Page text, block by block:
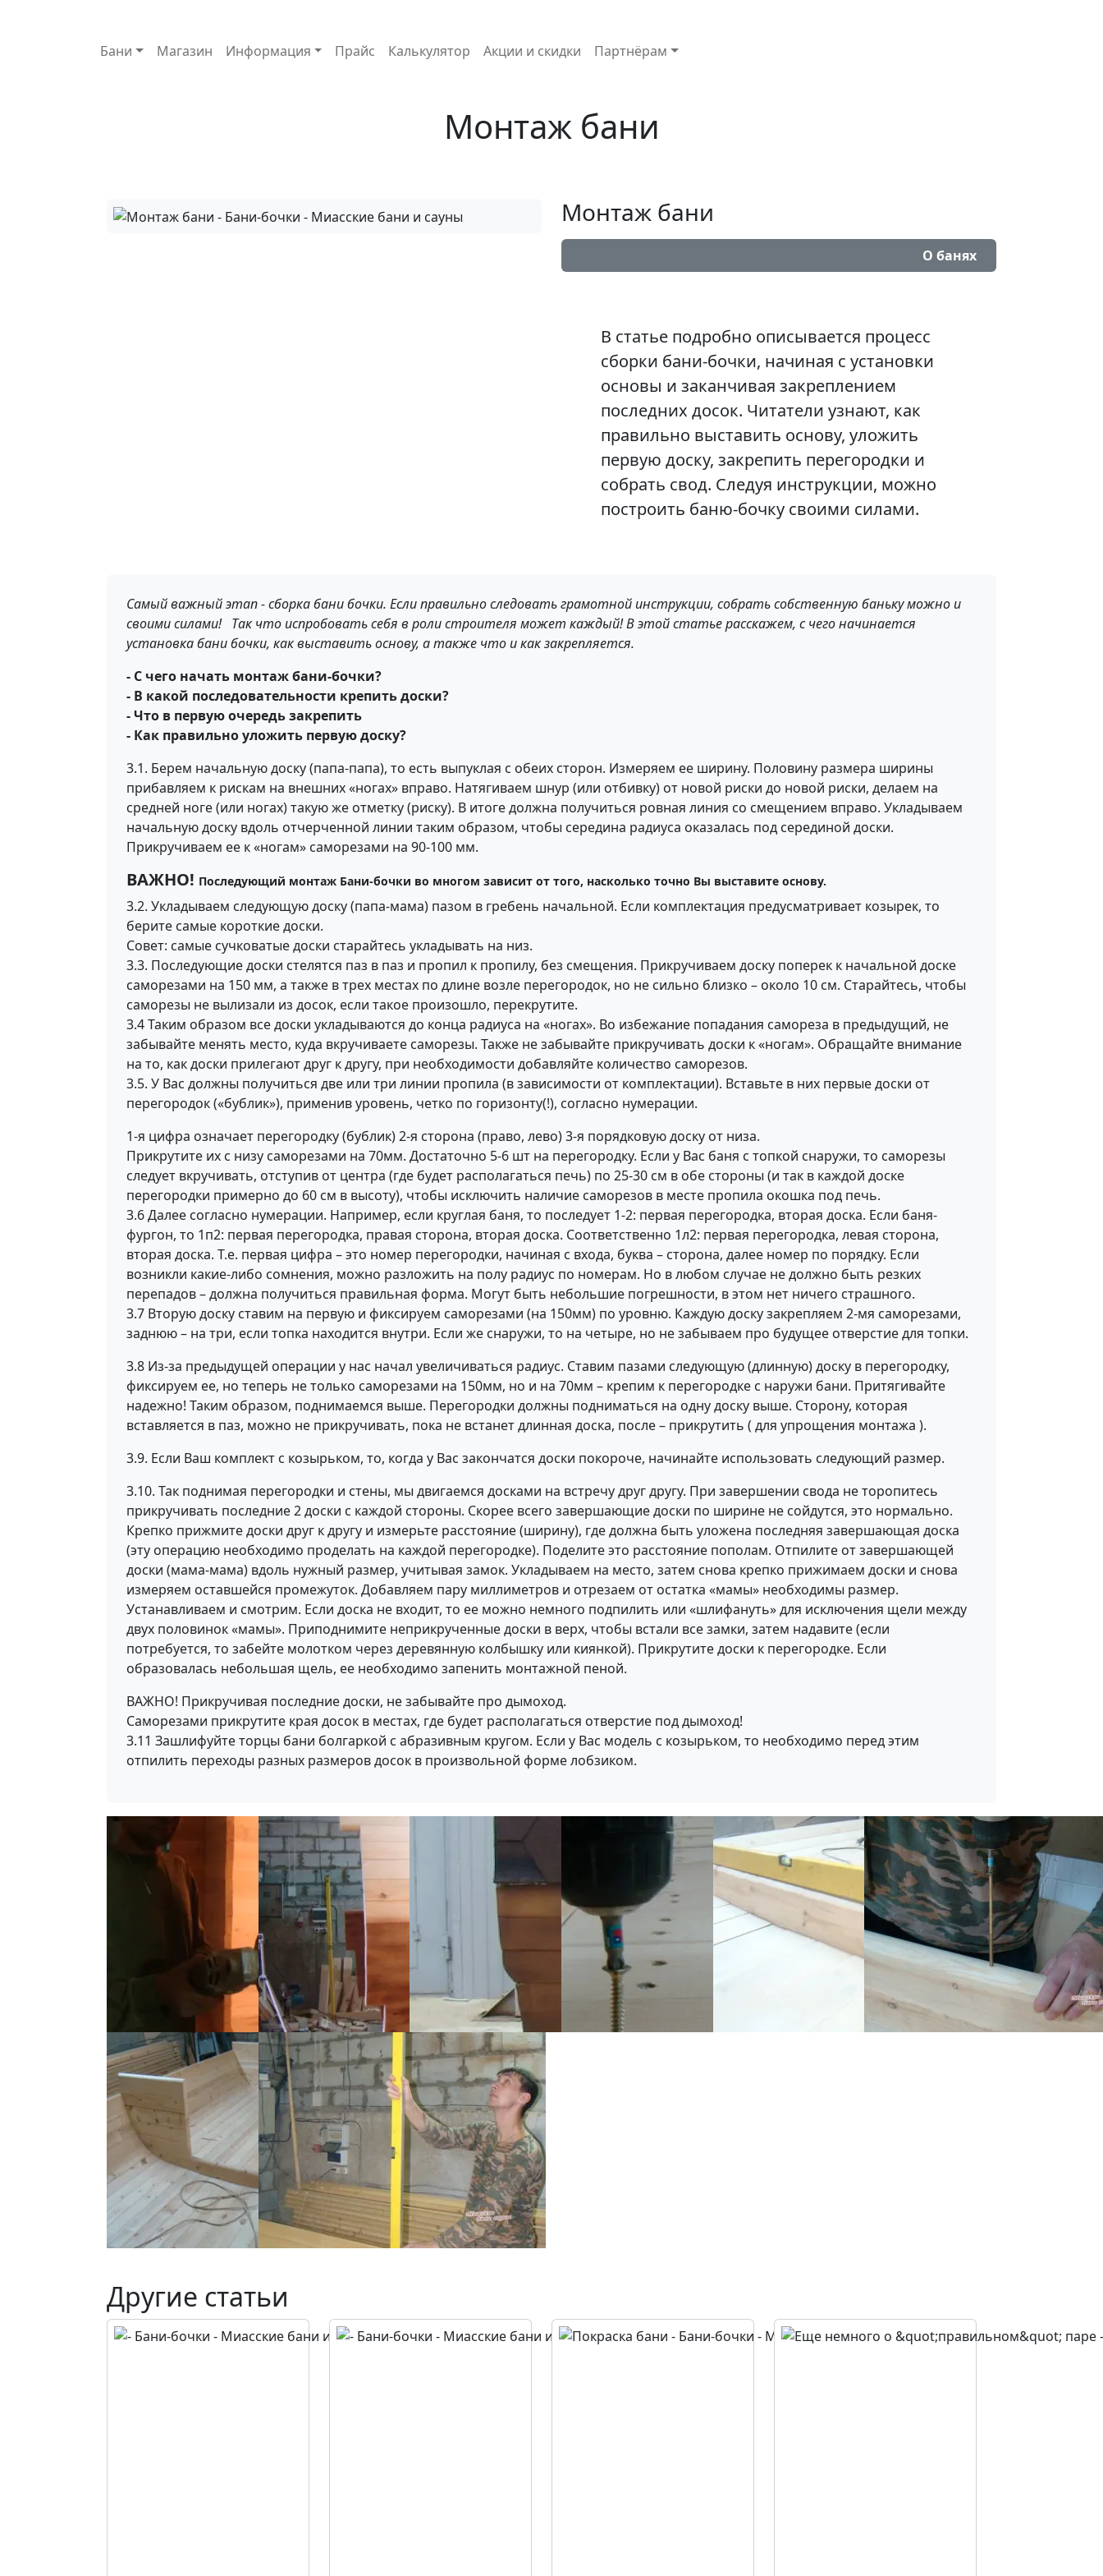
Основная навигация
Бани Магазин Информация Прайс Калькулятор Акции и скидки Партнёрам
Монтаж бани
Монтаж бани
О банях
В статье подробно описывается процесс
сборки бани-бочки, начиная с установки
основы и заканчивая закреплением
последних досок. Читатели узнают, как
правильно выставить основу, уложить
первую доску, закрепить перегородки и
собрать свод. Следуя инструкции, можно
построить баню-бочку своими силами.
Самый важный этап - сборка бани бочки. Если правильно следовать грамотной инструкции, собрать собственную баньку можно и
своими силами! Так что испробовать себя в роли строителя может каждый! В этой статье расскажем, с чего начинается
установка бани бочки, как выставить основу, а также что и как закрепляется.
- С чего начать монтаж бани-бочки?
- В какой последовательности крепить доски?
- Что в первую очередь закрепить
- Как правильно уложить первую доску?
3.1. Берем начальную доску (папа-папа), то есть выпуклая с обеих сторон. Измеряем ее ширину. Половину размера ширины
прибавляем к рискам на внешних «ногах» вправо. Натягиваем шнур (или отбивку) от новой риски до новой риски, делаем на
средней ноге (или ногах) такую же отметку (риску). В итоге должна получиться ровная линия со смещением вправо. Укладываем
начальную доску вдоль отчерченной линии таким образом, чтобы середина радиуса оказалась под серединой доски.
Прикручиваем ее к «ногам» саморезами на 90-100 мм.
ВАЖНО! Последующий монтаж Бани-бочки во многом зависит от того, насколько точно Вы выставите основу.
3.2. Укладываем следующую доску (папа-мама) пазом в гребень начальной. Если комплектация предусматривает козырек, то
берите самые короткие доски.
Совет: самые сучковатые доски старайтесь укладывать на низ.
3.3. Последующие доски стелятся паз в паз и пропил к пропилу, без смещения. Прикручиваем доску поперек к начальной доске
саморезами на 150 мм, а также в трех местах по длине возле перегородок, но не сильно близко – около 10 см. Старайтесь, чтобы
саморезы не вылизали из досок, если такое произошло, перекрутите.
3.4 Таким образом все доски укладываются до конца радиуса на «ногах». Во избежание попадания самореза в предыдущий, не
забывайте менять место, куда вкручиваете саморезы. Также не забывайте прикручивать доски к «ногам». Обращайте внимание
на то, как доски прилегают друг к другу, при необходимости добавляйте количество саморезов.
3.5. У Вас должны получиться две или три линии пропила (в зависимости от комплектации). Вставьте в них первые доски от
перегородок («бублик»), применив уровень, четко по горизонту(!), согласно нумерации.
1-я цифра означает перегородку (бублик) 2-я сторона (право, лево) 3-я порядковую доску от низа.
Прикрутите их с низу саморезами на 70мм. Достаточно 5-6 шт на перегородку. Если у Вас баня с топкой снаружи, то саморезы
следует вкручивать, отступив от центра (где будет располагаться печь) по 25-30 см в обе стороны (и так в каждой доске
перегородки примерно до 60 см в высоту), чтобы исключить наличие саморезов в месте пропила окошка под печь.
3.6 Далее согласно нумерации. Например, если круглая баня, то последует 1-2: первая перегородка, вторая доска. Если баня-
фургон, то 1п2: первая перегородка, правая сторона, вторая доска. Соответственно 1л2: первая перегородка, левая сторона,
вторая доска. Т.е. первая цифра – это номер перегородки, начиная с входа, буква – сторона, далее номер по порядку. Если
возникли какие-либо сомнения, можно разложить на полу радиус по номерам. Но в любом случае не должно быть резких
перепадов – должна получиться правильная форма. Могут быть небольшие погрешности, в этом нет ничего страшного.
3.7 Вторую доску ставим на первую и фиксируем саморезами (на 150мм) по уровню. Каждую доску закрепляем 2-мя саморезами,
заднюю – на три, если топка находится внутри. Если же снаружи, то на четыре, но не забываем про будущее отверстие для топки.
3.8 Из-за предыдущей операции у нас начал увеличиваться радиус. Ставим пазами следующую (длинную) доску в перегородку,
фиксируем ее, но теперь не только саморезами на 150мм, но и на 70мм – крепим к перегородке с наружи бани. Притягивайте
надежно! Таким образом, поднимаемся выше. Перегородки должны подниматься на одну доску выше. Сторону, которая
вставляется в паз, можно не прикручивать, пока не встанет длинная доска, после – прикрутить ( для упрощения монтажа ).
3.9. Если Ваш комплект с козырьком, то, когда у Вас закончатся доски покороче, начинайте использовать следующий размер.
3.10. Так поднимая перегородки и стены, мы двигаемся досками на встречу друг другу. При завершении свода не торопитесь
прикручивать последние 2 доски с каждой стороны. Скорее всего завершающие доски по ширине не сойдутся, это нормально.
Крепко прижмите доски друг к другу и измерьте расстояние (ширину), где должна быть уложена последняя завершающая доска
(эту операцию необходимо проделать на каждой перегородке). Поделите это расстояние пополам. Отпилите от завершающей
доски (мама-мама) вдоль нужный размер, учитывая замок. Укладываем на место, затем снова крепко прижимаем доски и снова
измеряем оставшейся промежуток. Добавляем пару миллиметров и отрезаем от остатка «мамы» необходимы размер.
Устанавливаем и смотрим. Если доска не входит, то ее можно немного подпилить или «шлифануть» для исключения щели между
двух половинок «мамы». Приподнимите неприкрученные доски в верх, чтобы встали все замки, затем надавите (если
потребуется, то забейте молотком через деревянную колбышку или киянкой). Прикрутите доски к перегородке. Если
образовалась небольшая щель, ее необходимо запенить монтажной пеной.
ВАЖНО! Прикручивая последние доски, не забывайте про дымоход.
Саморезами прикрутите края досок в местах, где будет располагаться отверстие под дымоход!
3.11 Зашлифуйте торцы бани болгаркой с абразивным кругом. Если у Вас модель с козырьком, то необходимо перед этим
отпилить переходы разных размеров досок в произвольной форме лобзиком.
Другие статьи